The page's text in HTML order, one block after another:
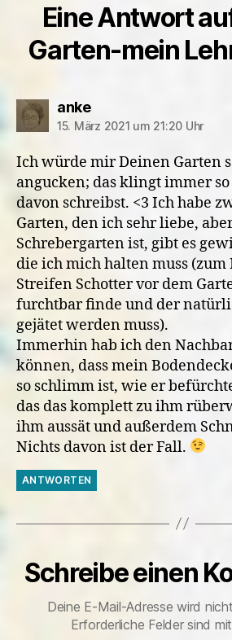
Eine Antwort
Garten-mein
ankesagt:
15. März 2021 um 21:20 Uhr
Ich würde mir Deinen Garten
angucken; das klingt immer
davon schreibst. <3 Ich habe
Garten, den ich sehr liebe,
Schrebergarten ist, gibt es
die ich mich halten muss
Streifen Schotter vor dem
furchtbar finde und der
gejätet werden muss).
Immerhin hab ich den
können, dass mein
so schlimm ist, wie er
das das komplett zu ihm
ihm aussät und außerdem
Nichts davon ist der Fall.
ANTWORTEN
Schreibe einen
Deine E-Mail-Adresse wird
Erforderliche Felder sind mit